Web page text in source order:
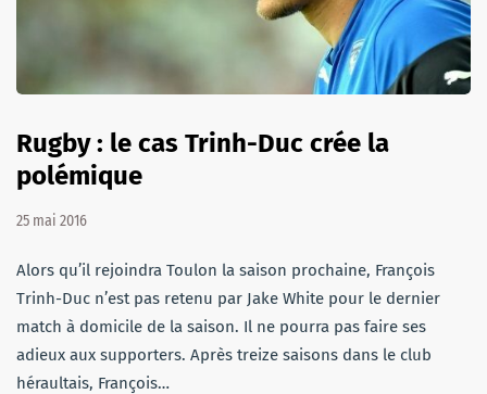
Rugby : le cas Trinh-Duc crée la
polémique
25 mai 2016
Alors qu’il rejoindra Toulon la saison prochaine, François
Trinh-Duc n’est pas retenu par Jake White pour le dernier
match à domicile de la saison. Il ne pourra pas faire ses
adieux aux supporters. Après treize saisons dans le club
héraultais, François…